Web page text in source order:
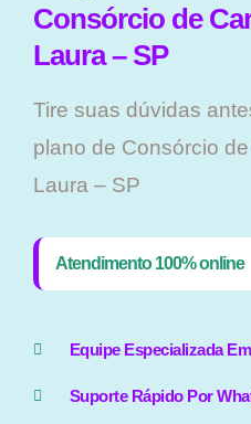
Consórcio de
Laura – SP
Tire suas dúvidas
plano ​de Consórcio
Laura – SP
Atendimento 100% online
Equipe Especializada
Suporte Rápido Por